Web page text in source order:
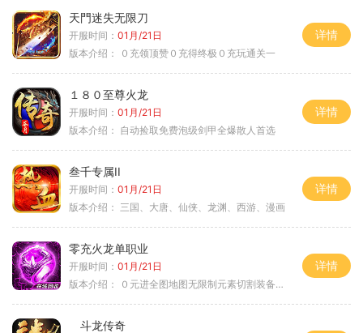
天門迷失无限刀
开服时间： 01月/21日
版本介绍：
０充领顶赞０充得终极０充玩通关一
详情
１８０至尊火龙
开服时间： 01月/21日
版本介绍： 自动捡取免费泡级剑甲全爆散人首选
详情
叁千专属II
开服时间： 01月/21日
版本介绍： 三国、大唐、仙侠、龙渊、西游、漫画
详情
零充火龙单职业
开服时间： 01月/21日
版本介绍：
０元进全图地图无限制元素切割装备鉴定
详情
斗龙传奇